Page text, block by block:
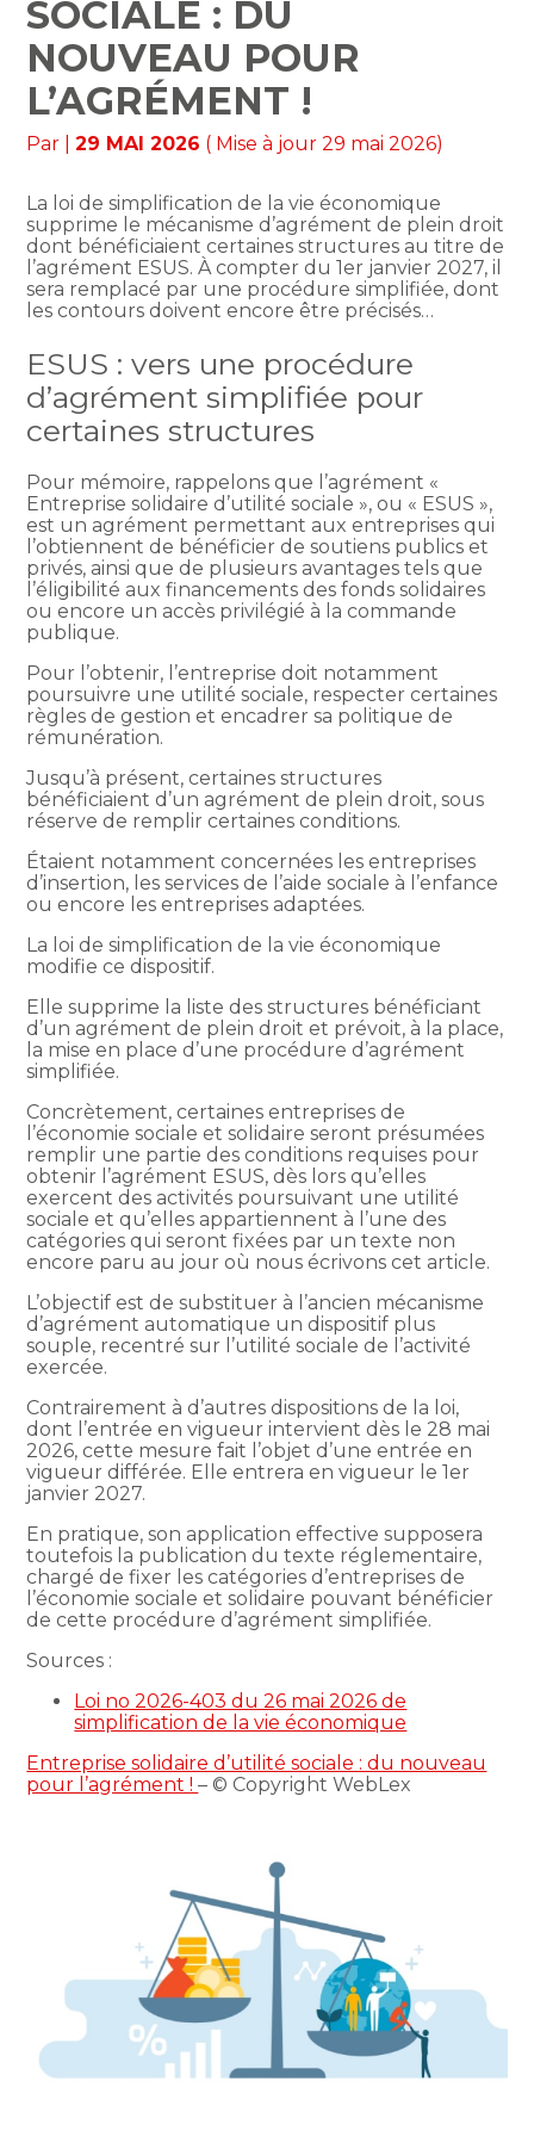
SOCIALE : DU
NOUVEAU POUR
L’AGRÉMENT !
Par |29 MAI 2026 ( Mise à jour 29 mai 2026)
La loi de simplification de la vie économique
supprime le mécanisme d’agrément de plein droit
dont bénéficiaient certaines structures au titre de
l’agrément ESUS. À compter du 1er janvier 2027, il
sera remplacé par une procédure simplifiée, dont
les contours doivent encore être précisés…
ESUS : vers une procédure
d’agrément simplifiée pour
certaines structures
Pour mémoire, rappelons que l’agrément «
Entreprise solidaire d’utilité sociale », ou « ESUS »,
est un agrément permettant aux entreprises qui
l’obtiennent de bénéficier de soutiens publics et
privés, ainsi que de plusieurs avantages tels que
l’éligibilité aux financements des fonds solidaires
ou encore un accès privilégié à la commande
publique.
Pour l’obtenir, l’entreprise doit notamment
poursuivre une utilité sociale, respecter certaines
règles de gestion et encadrer sa politique de
rémunération.
Jusqu’à présent, certaines structures
bénéficiaient d’un agrément de plein droit, sous
réserve de remplir certaines conditions.
Étaient notamment concernées les entreprises
d’insertion, les services de l’aide sociale à l’enfance
ou encore les entreprises adaptées.
La loi de simplification de la vie économique
modifie ce dispositif.
Elle supprime la liste des structures bénéficiant
d’un agrément de plein droit et prévoit, à la place,
la mise en place d’une procédure d’agrément
simplifiée.
Concrètement, certaines entreprises de
l’économie sociale et solidaire seront présumées
remplir une partie des conditions requises pour
obtenir l’agrément ESUS, dès lors qu’elles
exercent des activités poursuivant une utilité
sociale et qu’elles appartiennent à l’une des
catégories qui seront fixées par un texte non
encore paru au jour où nous écrivons cet article.
L’objectif est de substituer à l’ancien mécanisme
d’agrément automatique un dispositif plus
souple, recentré sur l’utilité sociale de l’activité
exercée.
Contrairement à d’autres dispositions de la loi,
dont l’entrée en vigueur intervient dès le 28 mai
2026, cette mesure fait l’objet d’une entrée en
vigueur différée. Elle entrera en vigueur le 1er
janvier 2027.
En pratique, son application effective supposera
toutefois la publication du texte réglementaire,
chargé de fixer les catégories d’entreprises de
l’économie sociale et solidaire pouvant bénéficier
de cette procédure d’agrément simplifiée.
Sources :
Loi no 2026-403 du 26 mai 2026 de
simplification de la vie économique
Entreprise solidaire d’utilité sociale : du nouveau
pour l’agrément !– © Copyright WebLex